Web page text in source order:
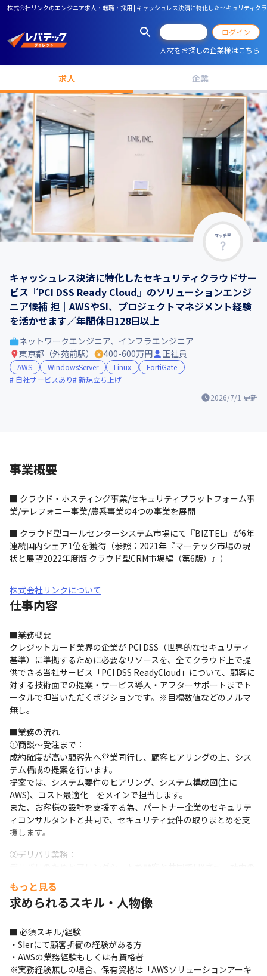
株式会社リンクのエンジニア求人・転職・採用 | キャッシュレス決済に特化したセキュリティ
ログイン
人材をお探しの企業様はこちら
求人 企業
マッチ率
キャッシュレス決済に特化したセキュリティクラウドサー
ビス『PCI DSS Ready Cloud』のソリューションエンジ
ニア候補 担｜AWSやSI、プロジェクトマネジメント経験
を活かせます／年間休日128日以上
2026/7/1 更新
ネットワークエンジニア、インフラエンジニア
東京都（外苑前駅）
400-600万円 正社員
AWS WindowsServer Linux
FortiGate
自社サービスあり
新規立ち上げ
事業概要
■ クラウド・ホスティング事業/セキュリティプラットフォーム事
業/テレフォニー事業/農系事業の4つの事業を展開
■ クラウド型コールセンターシステム市場にて『BIZTEL』が6年
連続国内シェア1位を獲得（参照：2021年『マーテック市場の現
状と展望2022年度版 クラウド型CRM市場編（第6版）』）
株式会社リンクについて
仕事内容
■業務概要
クレジットカード業界の企業が PCI DSS（世界的なセキュリティ
基準）に準拠するために必要なリソースを、全てクラウド上で提
供できる当社サービス「PCI DSS ReadyCloud」について、顧客に
対する技術面での提案・サービス導入・アフターサポートまでト
ータルで担当いただくポジションです。※目標数値などのノルマ
無し。
■業務の流れ
①商談～受注まで：
成約確度が高い顧客先へ営業同行し、顧客ヒアリングの上、シス
テム構成の提案を行います。
提案では、システム要件のヒアリング、システム構成図(主に
AWS)、コスト最適化　をメインで担当します。
また、お客様の設計を支援する為、パートナー企業のセキュリテ
ィコンサルタントと共同で、セキュリティ要件の取りまとめを支
援します。
②デリバリ業務：
③アフターサポート：
け、場合によりソリューションエンジニアが対応します。
＜入社後の流れ＞
・研修とOJTを組み合わせて業務を行います
・研修では、PCI DSSやセキュリティ要件などについて学びます
もっと見る
求められるスキル・人物像
■ 必須スキル/経験
・SIerにて顧客折衝の経験がある方
・AWSの業務経験もしくは有資格者
※実務経験無しの場合、保有資格は「AWSソリューションアーキ